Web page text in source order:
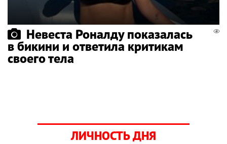
Невеста Роналду показалась
в бикини и ответила критикам
своего тела
ЛИЧНОСТЬ ДНЯ